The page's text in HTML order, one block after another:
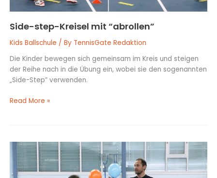
Side-step-Kreisel mit “abrollen”
Kids Ballschule / By TennisGate Redaktion
Die Kinder bewegen sich gemeinsam im Kreis und steigen
der Reihe nach in die Übung ein, wobei sie den sogenannten
„Side-Step” verwenden.
Read More »
Ballon-
Fänger